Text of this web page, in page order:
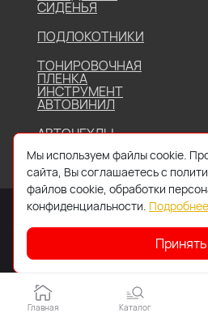
СИДЕНЬЯ
ПОДЛОКОТНИКИ
ТОНИРОВОЧНАЯ
ПЛЕНКА
ИНСТРУМЕНТ
АВТОВИНИЛ
АВТОЧЕХЛЫ
2026 © Все права защищены.
Главная Каталог
Мы используем файлы cookie.
сайта, Вы соглашаетесь с
файлов cookie, обработки
конфиденциальности. Подробнее
Принять